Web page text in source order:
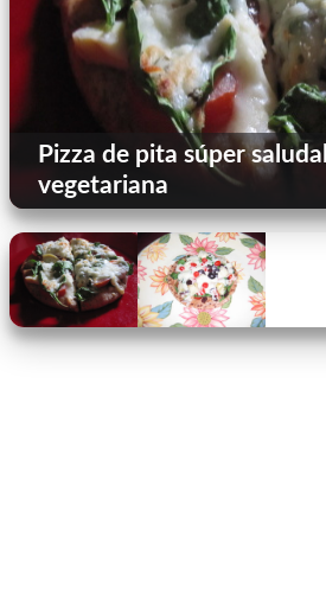
Pizza de pita súper
vegetariana